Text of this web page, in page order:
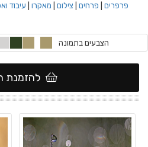
פרפרים פרחים צילום מאקרו עיבוד
הצבעים בתמונה
להזמנת